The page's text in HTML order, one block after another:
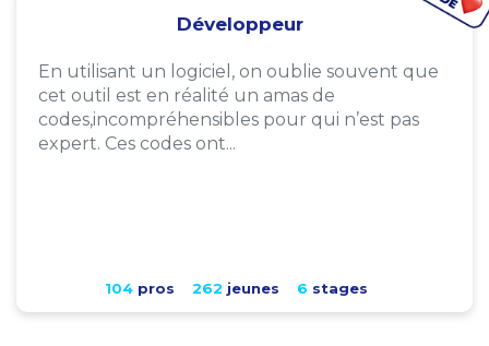
Développeur
En utilisant un logiciel, on oublie souvent que
cet outil est en réalité un amas de
codes,incompréhensibles pour qui n’est pas
expert. Ces codes ont...
104pros 262 jeunes 6 stages